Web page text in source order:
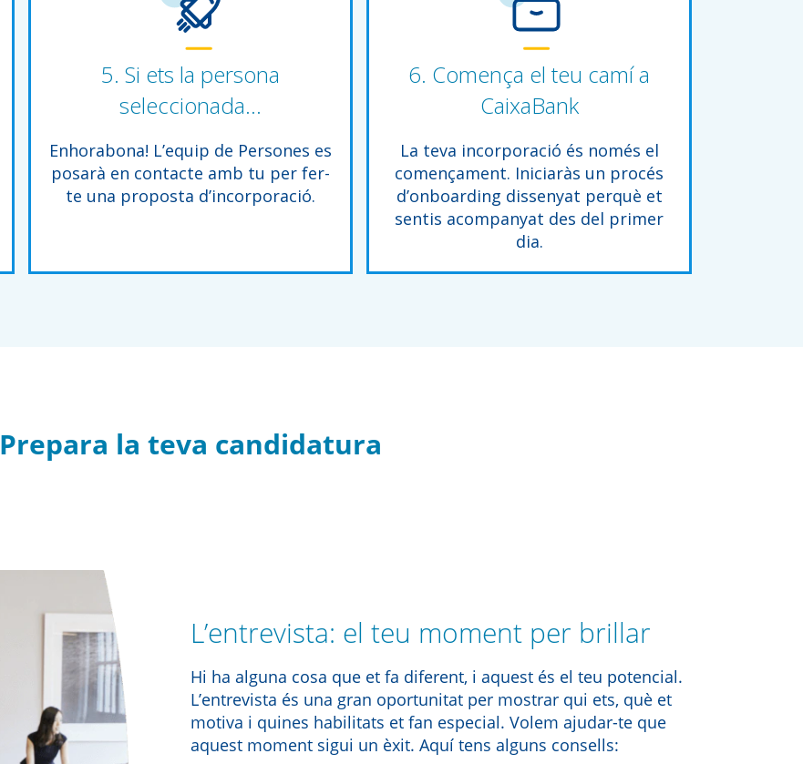
5. Si ets la persona
seleccionada…
Enhorabona! L’equip de Persones es
posarà en contacte amb tu per fer-
te una proposta d’incorporació.
6. Comença el teu camí a
CaixaBank
La teva incorporació és només el
començament. Iniciaràs un procés
d’onboarding dissenyat perquè et
sentis acompanyat des del primer
dia.
Prepara la teva candidatura
L’entrevista: el teu moment per brillar
Hi ha alguna cosa que et fa diferent, i aquest és el teu potencial.
L’entrevista és una gran oportunitat per mostrar qui ets, què et
motiva i quines habilitats et fan especial. Volem ajudar-te que
aquest moment sigui un èxit. Aquí tens alguns consells: